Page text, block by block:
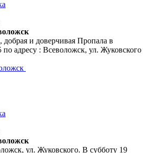
добрая и доверчивая Пропала в
по адресу : Всеволожск, ул. Жуковского
ул. Жуковского. В субботу 19